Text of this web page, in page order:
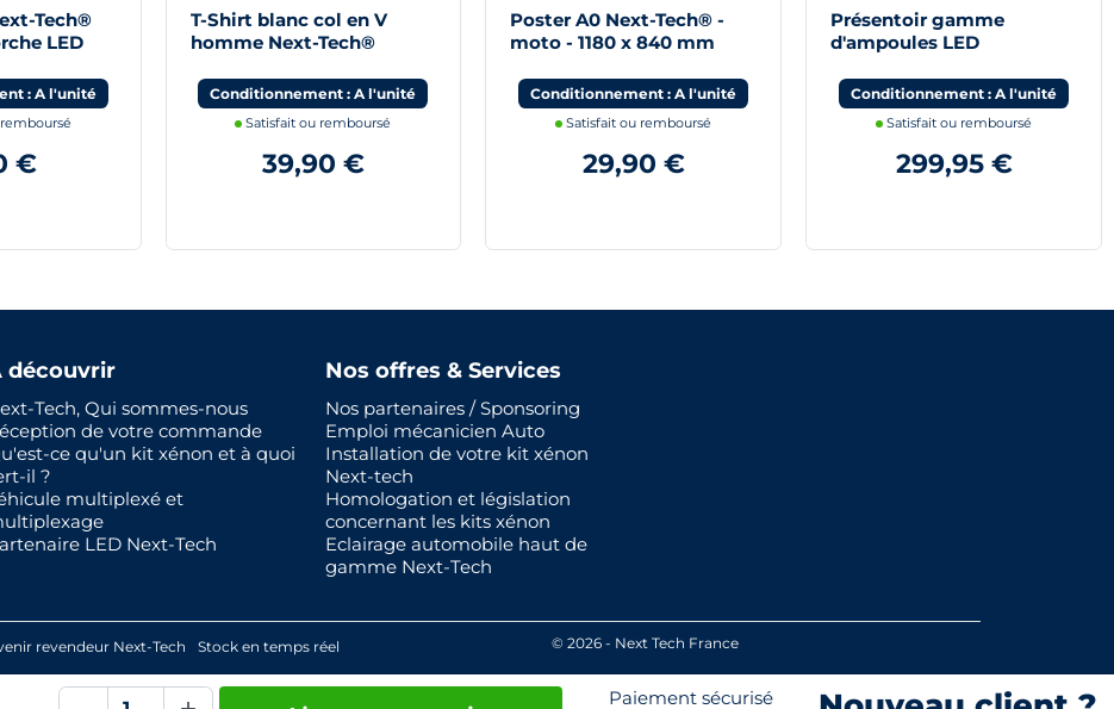
Paiement sécurisé
Tech®
LED
: A l'unité
€
T-Shirt blanc col en V
homme Next-Tech®
Conditionnement : A l'unité
Satisfait ou remboursé
39,90 €
Poster A0 Next-Tech® -
moto - 1180 x 840 mm
Conditionnement : A l'unité
Satisfait ou remboursé
29,90 €
Présentoir gamme
d'ampoules LED
- Next-Tech® France
Conditionnement : A l'unité
Satisfait ou remboursé
299,95 €
découvrir
Tech, Qui sommes-nous
de votre commande
ce qu'un kit xénon et à quoi
il ?
multiplexé et
LED Next-Tech
Nos offres & Services
Nos partenaires / Sponsoring
Emploi mécanicien Auto
Installation de votre kit xénon
Next-tech
Homologation et législation
concernant les kits xénon
Eclairage automobile haut de
gamme Next-Tech
revendeur Next-Tech Stock en temps réel © 2026 - Next Tech France